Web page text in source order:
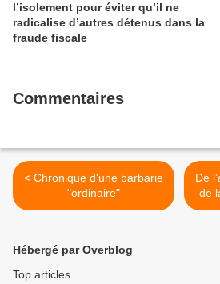
l’isolement pour éviter qu’il ne
radicalise d’autres détenus dans la
fraude fiscale
Commentaires
< Chronique d'une barbarie
"ordinaire"
De
Hébergé par Overblog
Top articles